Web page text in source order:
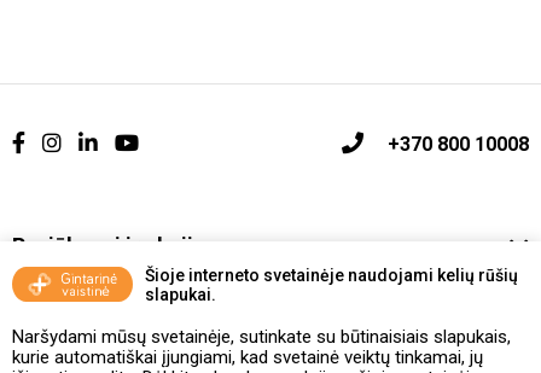
Šioje interneto svetainėje naudojami kelių rūšių
slapukai.
Naršydami mūsų svetainėje, sutinkate su būtinaisiais slapukais,
kurie automatiškai įjungiami, kad svetainė veiktų tinkamai, jų
+370 800 10008
Pasiūlymai ir akcijos
Vakcinavimo tvarka ir taisyklės
Kontaktai ir Karjera